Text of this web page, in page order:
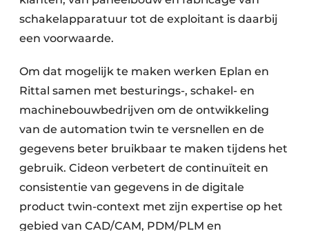
schakelapparatuur tot de exploitant is daarbij
een voorwaarde.
Om dat mogelijk te maken werken Eplan en
Rittal samen met besturings-, schakel- en
machinebouwbedrijven om de ontwikkeling
van de automation twin te versnellen en de
gegevens beter bruikbaar te maken tijdens het
gebruik. Cideon verbetert de continuïteit en
consistentie van gegevens in de digitale
product twin-context met zijn expertise op het
gebied van CAD/CAM, PDM/PLM en